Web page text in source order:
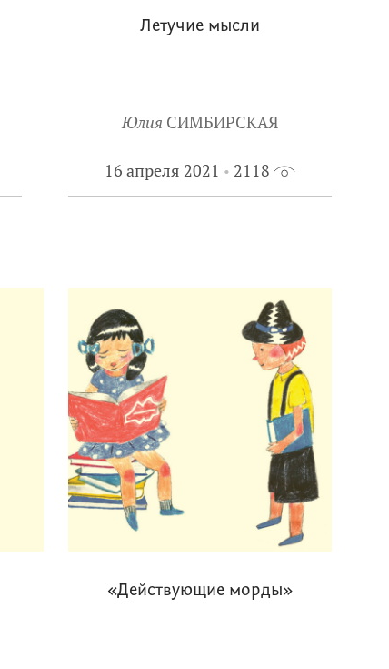
Летучие мысли
Юлия СИМБИРСКАЯ
16 апреля 2021 2118
«Действующие морды»